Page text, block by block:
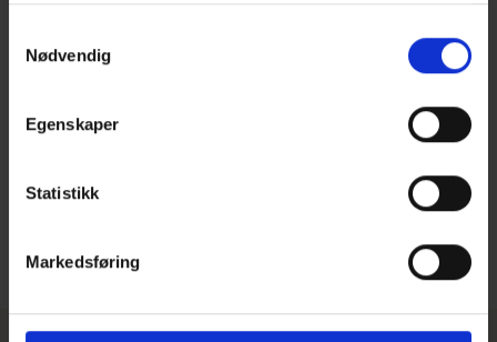
Nødvendig
Egenskaper
Statistikk
Markedsføring
BoligPartner er medlem av merkeordningen Trygt